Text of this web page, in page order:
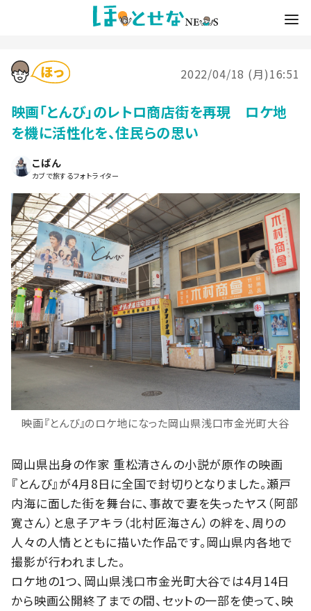
2022/04/18 (月)16:51
映画「とんび」のレトロ商店街を再現 ロケ地
を機に活性化を、住民らの思い
こばん
カブで旅するフォトライター
映画『とんび』のロケ地になった岡山県浅口市金光町大谷
岡山県出身の作家 重松清さんの小説が原作の映画
『とんび』が4月8日に全国で封切りとなりました。瀬戸
内海に面した街を舞台に、事故で妻を失ったヤス（阿部
寛さん）と息子アキラ（北村匠海さん）の絆を、周りの
人々の人情とともに描いた作品です。岡山県内各地で
撮影が行われました。
ロケ地の1つ、岡山県浅口市金光町大谷では4月14日
から映画公開終了までの間、セットの一部を使って、映